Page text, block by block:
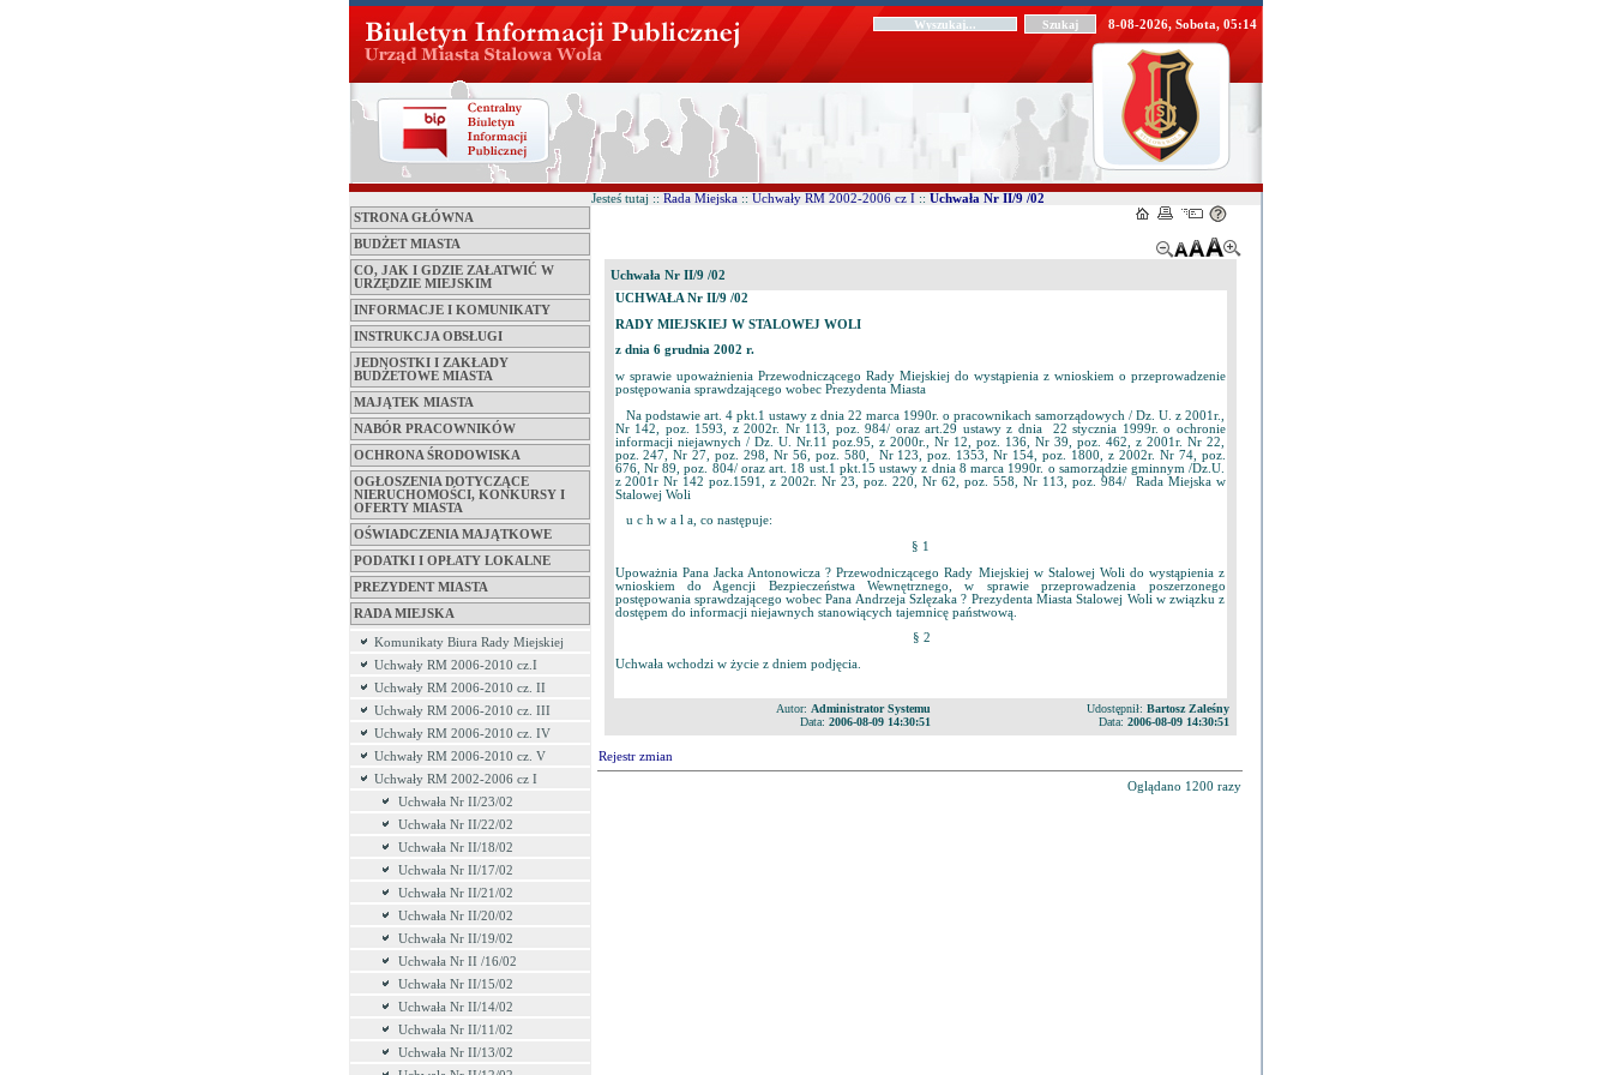
8-08-2026, Sobota, 05:14
STRONA GŁÓWNA
BUDŻET MIASTA
CO, JAK I GDZIE ZAŁATWIĆ W
URZĘDZIE MIEJSKIM
INFORMACJE I KOMUNIKATY
INSTRUKCJA OBSŁUGI
JEDNOSTKI I ZAKŁADY
BUDŻETOWE MIASTA
MAJĄTEK MIASTA
NABÓR PRACOWNIKÓW
OCHRONA ŚRODOWISKA
OGŁOSZENIA DOTYCZĄCE
NIERUCHOMOŚCI, KONKURSY I
OFERTY MIASTA
OŚWIADCZENIA MAJĄTKOWE
PODATKI I OPŁATY LOKALNE
PREZYDENT MIASTA
RADA MIEJSKA
Komunikaty Biura Rady Miejskiej
Uchwały RM 2006-2010 cz.I
Uchwały RM 2006-2010 cz. II
Uchwały RM 2006-2010 cz. III
Uchwały RM 2006-2010 cz. IV
Uchwały RM 2006-2010 cz. V
Uchwały RM 2002-2006 cz I
Uchwała Nr II/23/02
Uchwała Nr II/22/02
Uchwała Nr II/18/02
Uchwała Nr II/17/02
Uchwała Nr II/21/02
Uchwała Nr II/20/02
Uchwała Nr II/19/02
Uchwała Nr II /16/02
Uchwała Nr II/15/02
Uchwała Nr II/14/02
Uchwała Nr II/11/02
Uchwała Nr II/13/02
Jesteś tutaj :: Rada Miejska :: Uchwały RM 2002-2006 cz I :: Uchwała Nr II/9 /02
Uchwała Nr II/9 /02
UCHWAŁA Nr II/9 /02
RADY MIEJSKIEJ W STALOWEJ WOLI
z dnia 6 grudnia 2002 r.
w sprawie upoważnienia Przewodniczącego Rady Miejskiej do wystąpienia z wnioskiem o przeprowadzenie
postępowania sprawdzającego wobec Prezydenta Miasta
Na podstawie art. 4 pkt.1 ustawy z dnia 22 marca 1990r. o pracownikach samorządowych / Dz. U. z 2001r.,
Nr 142, poz. 1593, z 2002r. Nr 113, poz. 984/ oraz art.29 ustawy z dnia 22 stycznia 1999r. o ochronie
informacji niejawnych / Dz. U. Nr.11 poz.95, z 2000r., Nr 12, poz. 136, Nr 39, poz. 462, z 2001r. Nr 22,
poz. 247, Nr 27, poz. 298, Nr 56, poz. 580, Nr 123, poz. 1353, Nr 154, poz. 1800, z 2002r. Nr 74, poz.
676, Nr 89, poz. 804/ oraz art. 18 ust.1 pkt.15 ustawy z dnia 8 marca 1990r. o samorządzie gminnym /Dz.U.
z 2001r Nr 142 poz.1591, z 2002r. Nr 23, poz. 220, Nr 62, poz. 558, Nr 113, poz. 984/ Rada Miejska w
Stalowej Woli
u c h w a l a, co następuje:
§ 1
Upoważnia Pana Jacka Antonowicza ? Przewodniczącego Rady Miejskiej w Stalowej Woli do wystąpienia z
wnioskiem do Agencji Bezpieczeństwa Wewnętrznego, w sprawie przeprowadzenia poszerzonego
postępowania sprawdzającego wobec Pana Andrzeja Szlęzaka ? Prezydenta Miasta Stalowej Woli w związku z
dostępem do informacji niejawnych stanowiących tajemnicę państwową.
§ 2
Uchwała wchodzi w życie z dniem podjęcia.
Autor: Administrator Systemu
Data: 2006-08-09 14:30:51
Udostępnił: Bartosz Zaleśny
Data: 2006-08-09 14:30:51
Rejestr zmian
Oglądano 1200 razy